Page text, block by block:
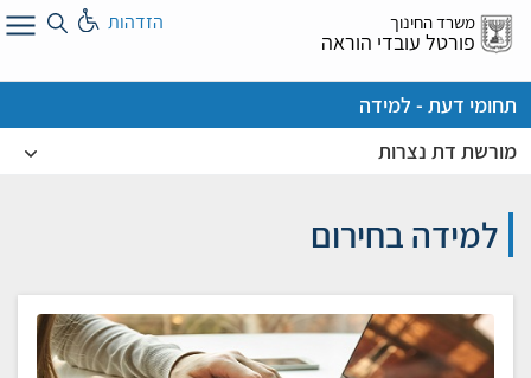
דלג
אל
משרד החינוך
פורטל עובדי הוראה
הזדהות
תחומי דעת - למידה
מורשת דת נצרות
למידה בחירום